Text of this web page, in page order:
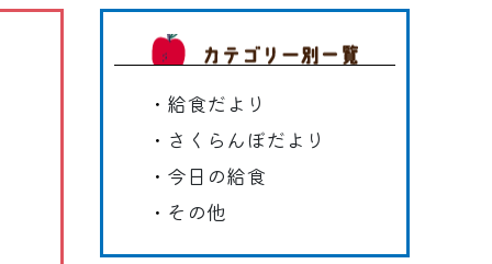
給食だより
さくらんぼだより
今日の給食
その他